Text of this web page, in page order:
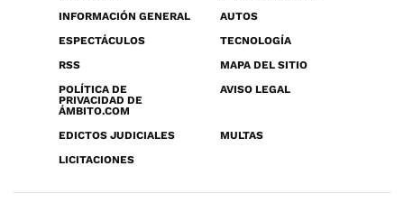
INFORMACIÓN GENERAL
AUTOS
ESPECTÁCULOS
TECNOLOGÍA
RSS
MAPA DEL SITIO
POLÍTICA DE
PRIVACIDAD DE
ÁMBITO.COM
AVISO LEGAL
EDICTOS JUDICIALES
MULTAS
LICITACIONES